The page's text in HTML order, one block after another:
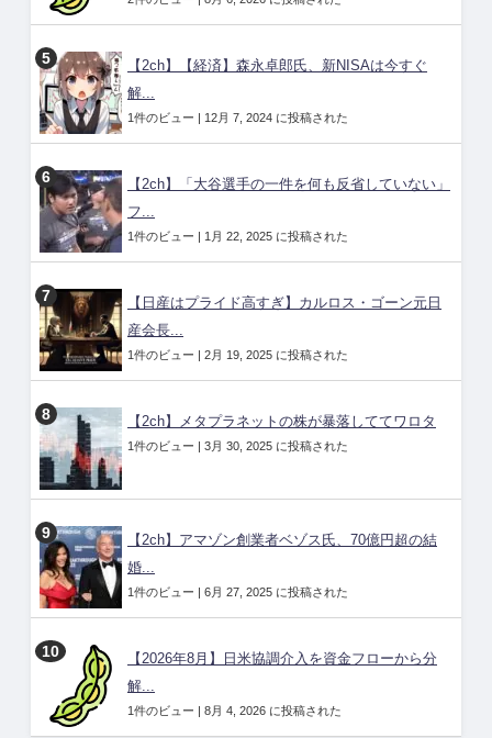
【2ch】【経済】森永卓郎氏、新NISAは今すぐ
解...
1件のビュー 12月 7, 2024 に投稿された
【2ch】「大谷選手の一件を何も反省していない」
フ...
1件のビュー 1月 22, 2025 に投稿された
【日産はプライド高すぎ】カルロス・ゴーン元日
産会長...
1件のビュー 2月 19, 2025 に投稿された
【2ch】メタプラネットの株が暴落しててワロタ
1件のビュー 3月 30, 2025 に投稿された
【2ch】アマゾン創業者ベゾス氏、70億円超の結
婚...
1件のビュー 6月 27, 2025 に投稿された
【2026年8月】日米協調介入を資金フローから分
解...
1件のビュー 8月 4, 2026 に投稿された